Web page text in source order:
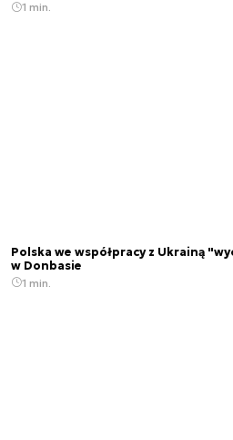
1 min.
Polska we współpracy z Ukrainą
w Donbasie
1 min.